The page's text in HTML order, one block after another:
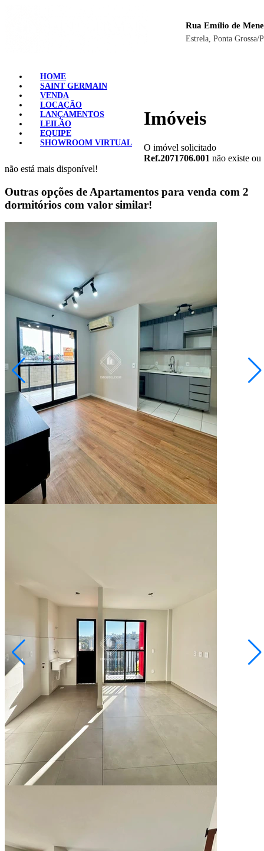
Rua Emílio de
Estrela, Ponta Grossa/
HOME
SAINT GERMAIN
VENDA
LOCAÇÃO
LANÇAMENTOS
LEILÃO
EQUIPE
SHOWROOM VIRTUAL
Imóveis
O imóvel solicitado
Ref.2071706.001 não existe ou
não está mais disponível!
Outras opções de Apartamentos para venda com 2
dormitórios com valor similar!
Uvaranas
R$ 265.000,00
Apartamento - Vista Uvaranas
Ponta Grossa/PR
2073930.001
Quartos
Vaga
53,09Área Privativa (m²)
Conversar no WhatsApp
Uvaranas
R$ 245.000,00
Apartamento no Vittace Nature
Ponta Grossa/PR
2073870.001
Quartos
1Vaga
42,12Área Privativa (m²)
Conversar no WhatsApp